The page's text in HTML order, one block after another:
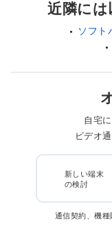
近隣には
ソフト
自宅
ビデオ
新しい端末
の検討
通信契約、機種